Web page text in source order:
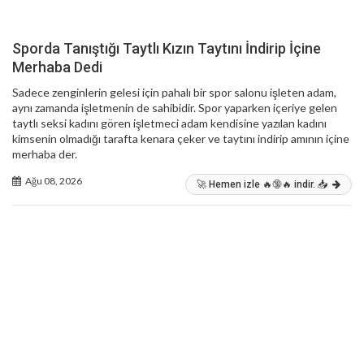
Sporda Tanıştığı Taytlı Kızın Taytını İndirip İçine
Merhaba Dedi
Sadece zenginlerin gelesi için pahalı bir spor salonu işleten adam,
aynı zamanda işletmenin de sahibidir. Spor yaparken içeriye gelen
taytlı seksi kadını gören işletmeci adam kendisine yazılan kadını
kimsenin olmadığı tarafta kenara çeker ve taytını indirip amının içine
merhaba der.
Ağu 08, 2026 🚀 Hemen izle 🔥🔞🔥 indir. 📥